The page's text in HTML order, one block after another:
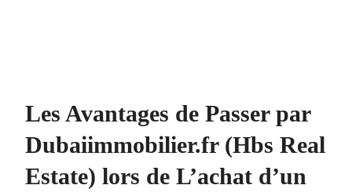
Les Avantages de Passer par
Dubaiimmobilier.fr (Hbs Real
Estate) lors de L’achat d’un